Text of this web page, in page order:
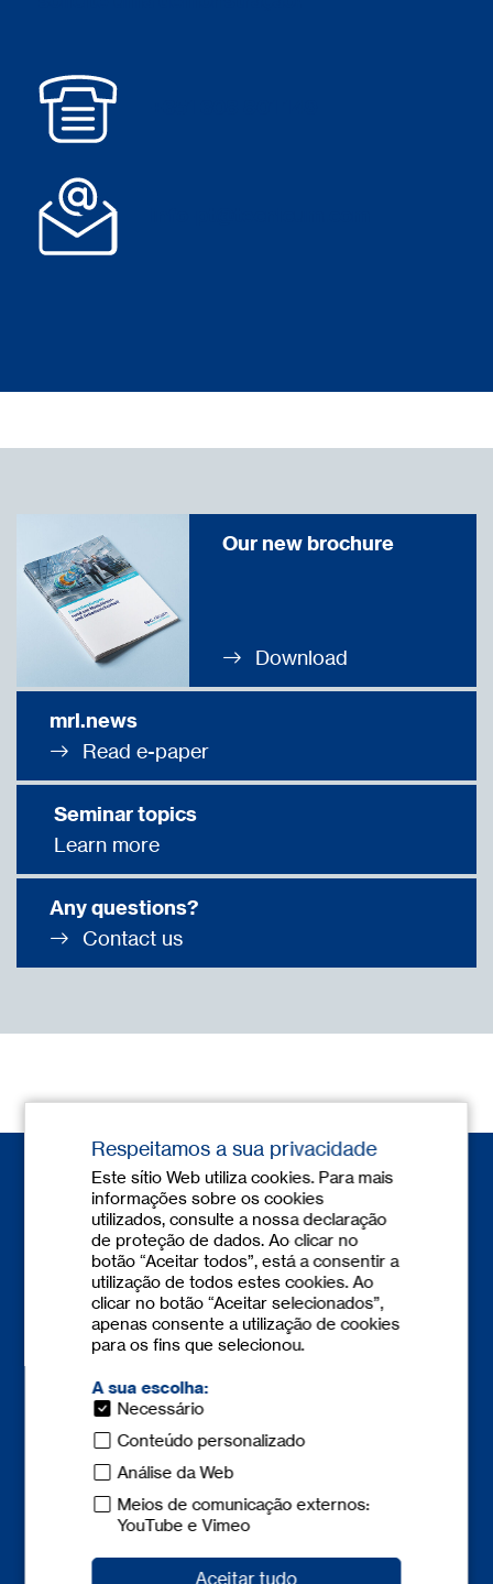
Our new brochure
Download
mrl.news
Read e-paper
Seminar topics
Learn more
Any questions?
Contact us
Contacto
+351 308 801 149(Portugal)
info-pt@tecnicum.com
+34 935 958 199
+34 944 771 732
+34 960 661 274(Valencia)
+34 917 378 464
Respeitamos a sua privacidade
Este sítio Web utiliza cookies. Para mais
informações sobre os cookies
utilizados, consulte a nossa declaração
de proteção de dados. Ao clicar no
botão “Aceitar todos”, está a consentir a
utilização de todos estes cookies. Ao
clicar no botão “Aceitar selecionados”,
apenas consente a utilização de cookies
para os fins que selecionou.
A sua escolha:
Necessário
Conteúdo personalizado
Análise da Web
Meios de comunicação externos:
YouTube e Vimeo
Aceitar tudo